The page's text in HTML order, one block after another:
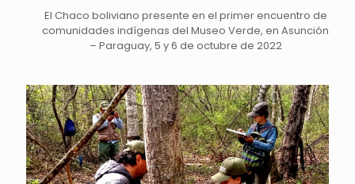
El Chaco boliviano presente en el primer encuentro de
comunidades indígenas del Museo Verde, en Asunción
– Paraguay, 5 y 6 de octubre de 2022